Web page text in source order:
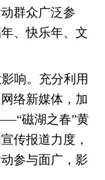
群众广泛参
、快乐年、文
响。充分利用
络新媒体，加
磁湖之春”黄
传报道力度，
参与面广，影